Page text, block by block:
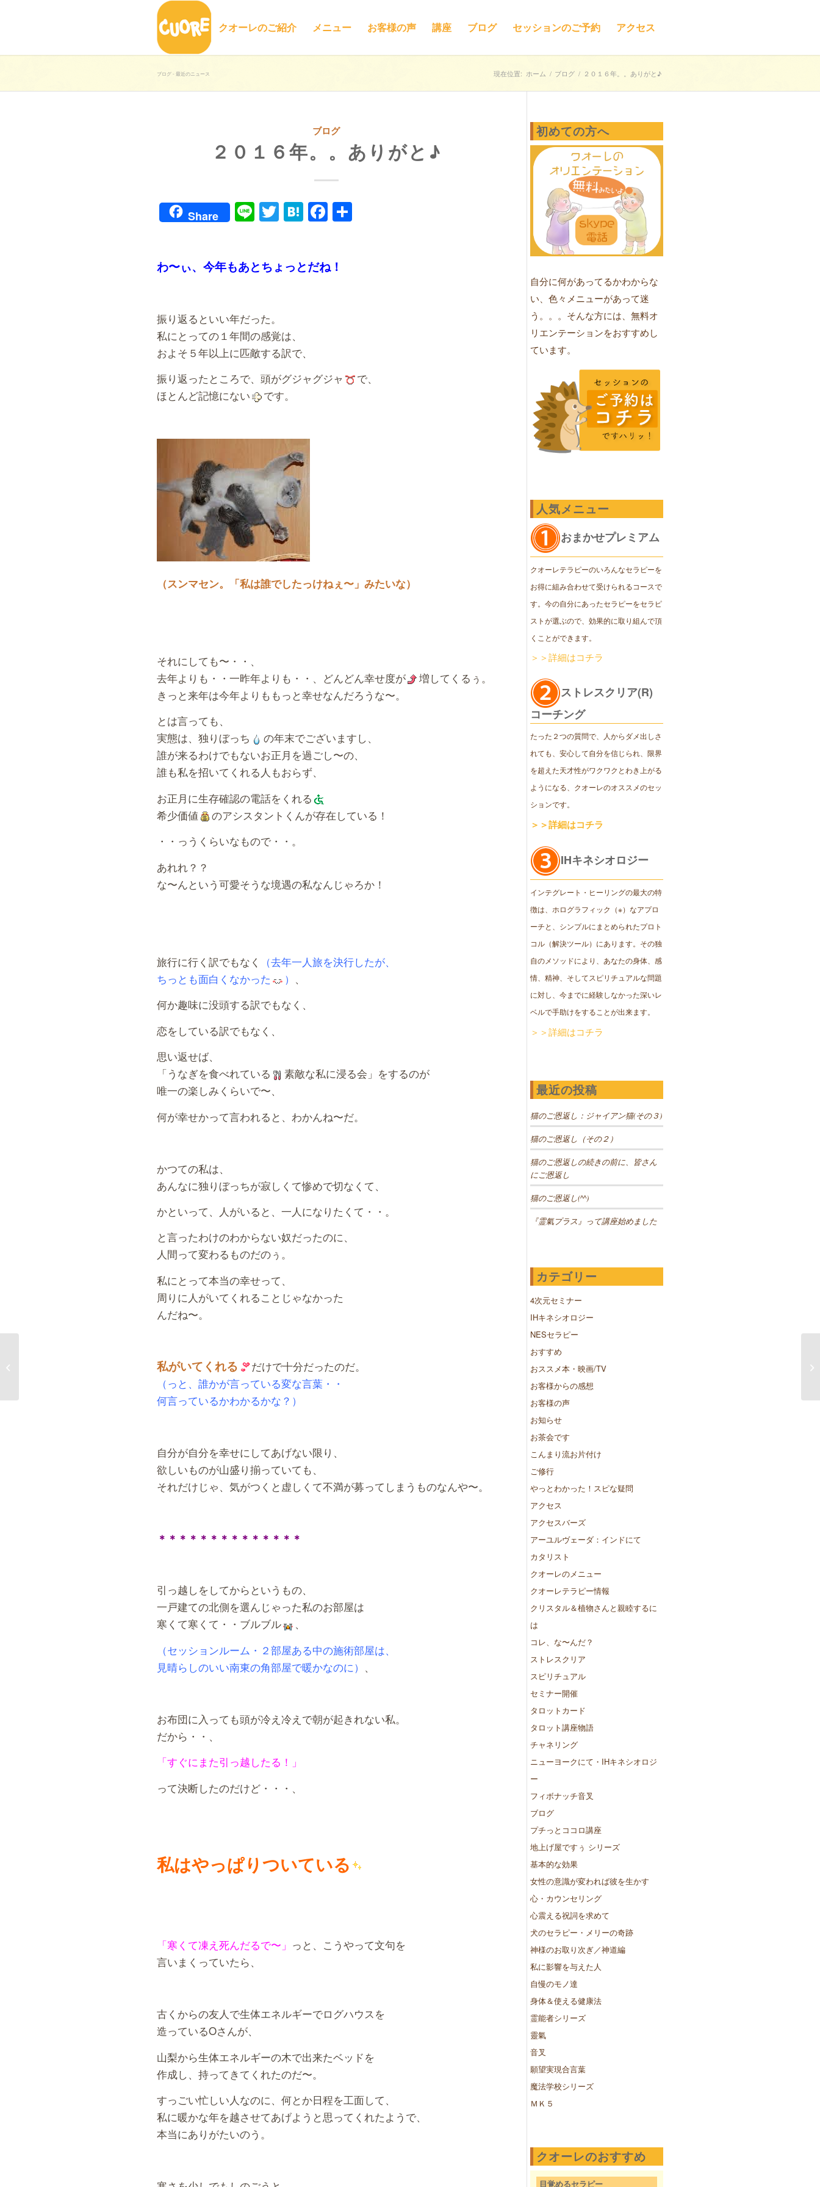
クオーレのご紹介 メニュー お客様の声 講座 ブログ セッションのご予約 アクセス
ブログ - 最近のニュース 現在位置: ホーム / ブログ / ２０１６年。。ありがと♪
ブログ
２０１６年。。ありがと♪
Share LineTwitter
HatenaFacebook
わ〜ぃ、今年もあとちょっとだね！
振り返るといい年だった。
私にとっての１年間の感覚は、
およそ５年以上に匹敵する訳で、
振り返ったところで、頭がグジャグジャ
で、
ほとんど記憶にない
です。
（スンマセン。「私は誰でしたっけねぇ〜」みたいな）
それにしても〜・・、
去年よりも・・一昨年よりも・・、どんどん幸せ度が
増してくるぅ。
きっと来年は今年よりももっと幸せなんだろうな〜。
とは言っても、
実態は、独りぼっち
の年末でございますし、
誰が来るわけでもないお正月を過ごし〜の、
誰も私を招いてくれる人もおらず、
お正月に生存確認の電話をくれる
希少価値
のアシスタントくんが存在している！
・・っうくらいなもので・・。
あれれ？？
な〜んという可愛そうな境遇の私なんじゃろか！
旅行に行く訳でもなく
（去年一人旅を決行したが、
ちっとも面白くなかった
） 、
何か趣味に没頭する訳でもなく、
恋をしている訳でもなく、
思い返せば、
「うなぎを食べれている
素敵な私に浸る会」をするのが
唯一の楽しみくらいで〜、
何が幸せかって言われると、わかんね〜だ。
かつての私は、
あんなに独りぼっちが寂しくて惨めで切なくて、
かといって、人がいると、一人になりたくて・・。
と言ったわけのわからない奴だったのに、
人間って変わるものだのぅ。
私にとって本当の幸せって、
周りに人がいてくれることじゃなかった
んだね〜。
私がいてくれる
だけで十分だったのだ。
（っと、誰かが言っている変な言葉・・
何言っているかわかるかな？）
自分が自分を幸せにしてあげない限り、
欲しいものが山盛り揃っていても、
それだけじゃ、気がつくと虚しくて不満が募ってしまうものなんや〜。
＊＊＊＊＊＊＊＊＊＊＊＊＊＊
引っ越しをしてからというもの、
一戸建ての北側を選んじゃった私のお部屋は
寒くて寒くて・・ブルブル
、
（セッションルーム・２部屋ある中の施術部屋は、
見晴らしのいい南東の角部屋で暖かなのに） 、
お布団に入っても頭が冷え冷えで朝が起きれない私。
だから・・、
「すぐにまた引っ越したる！」
って決断したのだけど・・・、
私はやっぱりついている
「寒くて凍え死んだるで〜」 っと、こうやって文句を
言いまくっていたら、
古くからの友人で生体エネルギーでログハウスを
造っているOさんが、
山梨から生体エネルギーの木で出来たベッドを
作成し、持ってきてくれたのだ〜。
すっごい忙しい人なのに、何とか日程を工面して、
私に暖かな年を越させてあげようと思ってくれたようで、
本当にありがたいのう。
初めての方へ
自分に何があってるかわからな
い、色々メニューがあって迷
う。。。そんな方には、無料オ
リエンテーションをおすすめし
ています。
人気メニュー
おまかせプレミアム
クオーレテラピーのいろんなセラピーを
お得に組み合わせて受けられるコースで
す。今の自分にあったセラピーをセラピ
ストが選ぶので、効果的に取り組んで頂
くことができます。
＞＞詳細はコチラ
ストレスクリア(R)
コーチング
たった２つの質問で、人からダメ出しさ
れても、安心して自分を信じられ、限界
を超えた天才性がワクワクとわき上がる
ようになる、クオーレのオススメのセッ
ションです。
＞＞詳細はコチラ
IHキネシオロジー
インテグレート・ヒーリングの最大の特
徴は、ホログラフィック（※）なアプロ
ーチと、シンプルにまとめられたプロト
コル（解決ツール）にあります。その独
自のメソッドにより、あなたの身体、感
情、精神、そしてスピリチュアルな問題
に対し、今までに経験しなかった深いレ
ベルで手助けをすることが出来ます。
＞＞詳細はコチラ
最近の投稿
猫のご恩返し：ジャイアン猫(その３)
猫のご恩返し（その２）
猫のご恩返しの続きの前に、皆さん
にご恩返し
猫のご恩返し(^^)
『霊氣プラス』って講座始めました
カテゴリー
4次元セミナー
IHキネシオロジー
NESセラピー
おすすめ
おススメ本・映画/TV
お客様からの感想
お客様の声
お知らせ
お茶会です
こんまり流お片付け
ご修行
やっとわかった！スピな疑問
アクセス
アクセスバーズ
アーユルヴェーダ：インドにて
カタリスト
クオーレのメニュー
クオーレテラピー情報
クリスタル＆植物さんと親睦するに
は
コレ、な〜んだ？
ストレスクリア
スピリチュアル
セミナー開催
タロットカード
タロット講座物語
チャネリング
ニューヨークにて・IHキネシオロジ
ー
フィボナッチ音叉
ブログ
プチっとココロ講座
地上げ屋ですぅ シリーズ
基本的な効果
女性の意識が変われば彼を生かす
心・カウンセリング
心震える祝詞を求めて
犬のセラピー・メリーの奇跡
神様のお取り次ぎ／神道編
私に影響を与えた人
自慢のモノ達
身体＆使える健康法
霊能者シリーズ
靈氣
音叉
願望実現合言葉
魔法学校シリーズ
ＭＫ５
クオーレのおすすめ
目覚めるセラピー